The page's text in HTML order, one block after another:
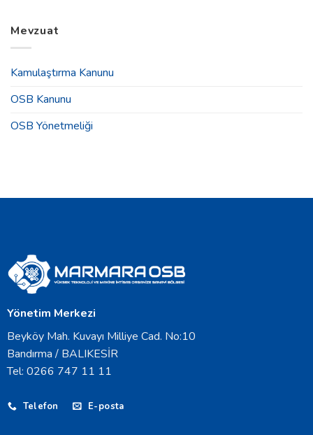
2025
Kurul
Duyurusu
Tahsisleri
Mevzuat
Kamulaştırma Kanunu
OSB Kanunu
OSB Yönetmeliği
Yönetim Merkezi
Beyköy Mah. Kuvayı Milliye Cad. No:10
Bandırma / BALIKESİR
Tel: 0266 747 11 11
Telefon E-posta